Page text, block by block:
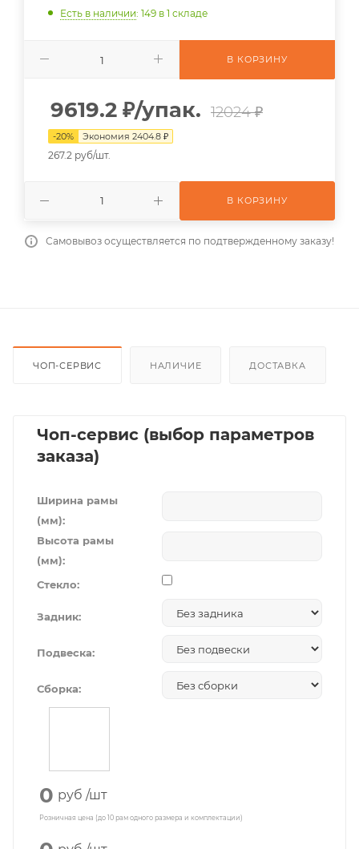
Есть в наличии: 149 в 1 складе
В КОРЗИНУ
9619.2 ₽/упак. 12024 ₽
-20% Экономия 2404.8 ₽
267.2 руб/шт.
В КОРЗИНУ
Самовывоз осуществляется по подтвержденному заказу!
ЧОП-СЕРВИС НАЛИЧИЕ ДОСТАВКА
Чоп-сервис (выбор параметров
заказа)
Ширина рамы
(мм):
Высота рамы
(мм):
Стекло:
Задник:
Подвеска:
Сборка:
0 руб /шт
Розничная цена (до 10 рам одного размера и комплектации)